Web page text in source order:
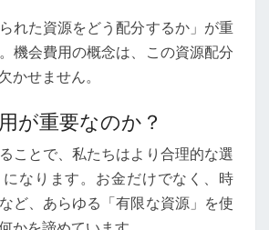
れた資源をどう配分するか」が重
機会費用の概念は、この資源配分
かせません。
が重要なのか？
ことで、私たちはより合理的な選
なります。お金だけでなく、時
ど、あらゆる「有限な資源」を使